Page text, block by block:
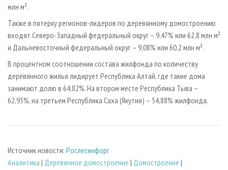
млн м².
Также в пятерку регионов-лидеров по деревянному домостроению
входят Северо-Западный федеральный округ – 9,47% или 62,8 млн м²
и Дальневосточный федеральный округ – 9,08% или 60,2 млн м².
В процентном соотношении состава жилфонда по количеству
деревянного жилья лидирует Республика Алтай, где такие дома
занимают долю в 64,82%. На втором месте Республика Тыва –
62,95%, на третьем Республика Саха (Якутия) – 54,88% жилфонда.
Источник новости: Рослесинфорг
Аналитика | Деревянное домостроение | Домостроение |